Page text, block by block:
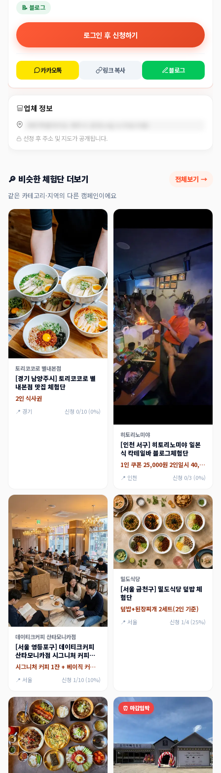
📝 블로그
로그인 후 신청하기
카카오톡 링크 복사 블로그
업체 정보
선정 후 주소 및 지도가 공개됩니다.
🔎 비슷한 체험단 더보기 전체보기 →
같은 카테고리·지역의 다른 캠페인이에요
토리코코로 별내본점
[경기 남양주시] 토리코코로 별
내본점 맛집 체험단
2인 식사권
📍 경기 신청 0/10 (0%)
히토리노미야
[인천 서구] 히토리노미야 일본
식 칵테일바 블로그체험단
1인 쿠폰 25,000원 2인일시 40,000원
📍 인천 신청 0/3 (0%)
데이티크커피 산타모니카점
[서울 영등포구] 데이티크커피
산타모니카점 시그니처 커피와
소금빵 맛집
시그니처 커피 1잔 + 베이직 커피 1잔, 소금빵 1ea + 베이커리 1종
📍 서울 신청 1/10 (10%)
밀도식당
[서울 금천구] 밀도식당 덮밥 체
험단
덮밥+된장찌개 2세트(2인 기준)
📍 서울 신청 1/4 (25%)
⏰ 마감임박